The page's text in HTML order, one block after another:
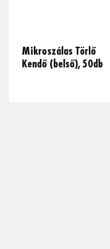
Mikroszálas Törlő
Kendő (belső), 50db